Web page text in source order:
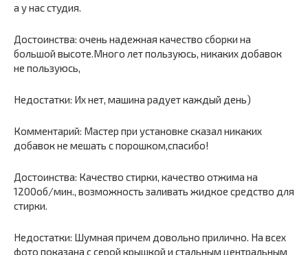
а у нас студия.
Достоинства: очень надежная качество сборки на
большой высоте.Много лет пользуюсь, никаких добавок
не пользуюсь,
Недостатки: Их нет, машина радует каждый день)
Комментарий: Мастер при установке сказал никаких
добавок не мешать с порошком,спасибо!
Достоинства: Качество стирки, качество отжима на
1200об/мин., возможность заливать жидкое средство для
стирки.
Недостатки: Шумная причем довольно прилично. На всех
фото показана с серой крышкой и стальным центральным